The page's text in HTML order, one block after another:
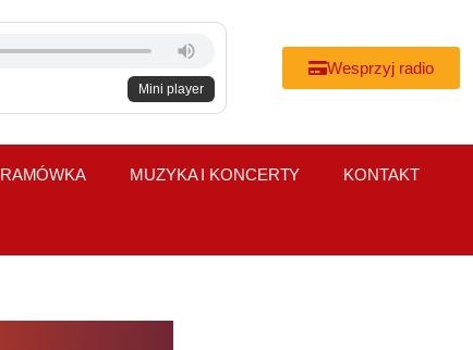
Mini player
Wesprzyj radio
RAMÓWKA MUZYKA I KONCERTY KONTAKT